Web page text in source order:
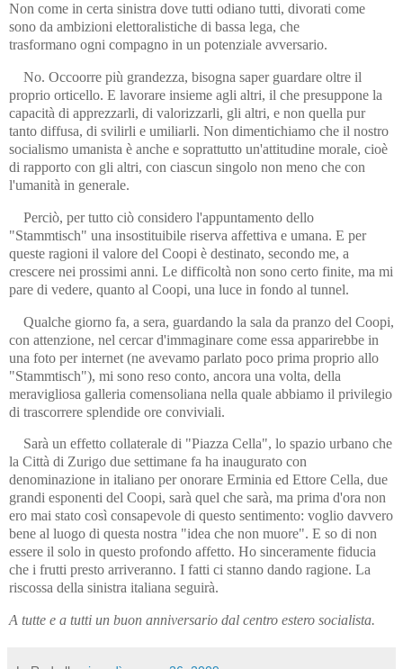
Non come in certa sinistra dove tutti odiano tutti, divorati come
sono da ambizioni elettoralistiche di bassa lega, che
trasformano ogni compagno in un potenziale avversario.
No. Occoorre più grandezza, bisogna saper guardare oltre il
proprio orticello. E lavorare insieme agli altri, il che presuppone la
capacità di apprezzarli, di valorizzarli, gli altri, e non quella pur
tanto diffusa, di svilirli e umiliarli. Non dimentichiamo che il nostro
socialismo umanista è anche e soprattutto un'attitudine morale, cioè
di rapporto con gli altri, con ciascun singolo non meno che con
l'umanità in generale.
Perciò, per tutto ciò considero l'appuntamento dello
"Stammtisch" una insostituibile riserva affettiva e umana. E per
queste ragioni il valore del Coopi è destinato, secondo me, a
crescere nei prossimi anni. Le difficoltà non sono certo finite, ma mi
pare di vedere, quanto al Coopi, una luce in fondo al tunnel.
Qualche giorno fa, a sera, guardando la sala da pranzo del Coopi,
con attenzione, nel cercar d'immaginare come essa apparirebbe in
una foto per internet (ne avevamo parlato poco prima proprio allo
"Stammtisch"), mi sono reso conto, ancora una volta, della
meravigliosa galleria comensoliana nella quale abbiamo il privilegio
di trascorrere splendide ore conviviali.
Sarà un effetto collaterale di "Piazza Cella", lo spazio urbano che
la Città di Zurigo due settimane fa ha inaugurato con
denominazione in italiano per onorare Erminia ed Ettore Cella, due
grandi esponenti del Coopi, sarà quel che sarà, ma prima d'ora non
ero mai stato così consapevole di questo sentimento: voglio davvero
bene al luogo di questa nostra "idea che non muore". E so di non
essere il solo in questo profondo affetto. Ho sinceramente fiducia
che i frutti presto arriveranno. I fatti ci stanno dando ragione. La
riscossa della sinistra italiana seguirà.
A tutte e a tutti un buon anniversario dal centro estero socialista.